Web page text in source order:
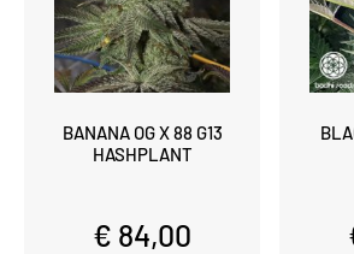
BANANA OG X 88 G13
HASHPLANT
€ 84,00